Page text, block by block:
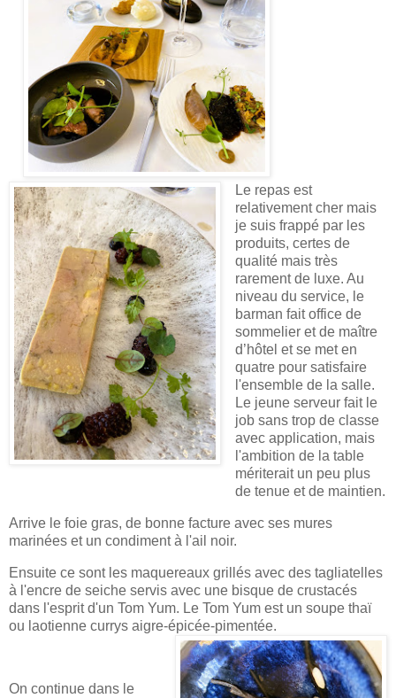
Le repas est
relativement cher mais
je suis frappé par les
produits, certes de
qualité mais très
rarement de luxe. Au
niveau du service, le
barman fait office de
sommelier et de maître
d’hôtel et se met en
quatre pour satisfaire
l'ensemble de la salle.
Le jeune serveur fait le
job sans trop de classe
avec application, mais
l'ambition de la table
mériterait un peu plus
de tenue et de maintien.
Arrive le foie gras, de bonne facture avec ses mures
marinées et un condiment à l'ail noir.
Ensuite ce sont les maquereaux grillés avec des tagliatelles
à l'encre de seiche servis avec une bisque de crustacés
dans l'esprit d'un Tom Yum. Le Tom Yum est un soupe thaï
ou laotienne currys aigre-épicée-pimentée.
On continue dans le